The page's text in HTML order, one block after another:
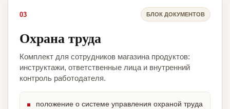
03 БЛОК ДОКУМЕНТОВ
Охрана труда
Комплект для сотрудников магазина продуктов:
инструктажи, ответственные лица и внутренний
контроль работодателя.
положение о системе управления охраной труда